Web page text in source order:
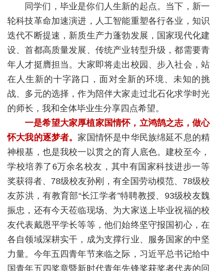
同学们，毕业是你们人生新的起点。当下，新一
轮科技革命加速演进，人工智能重塑各行各业，知识
迭代不断提速，新质生产力蓬勃发展，国家现代化建
设、首都高质量发展、传统产业转型升级，都需要青
年人才挺膺担当。大家即将走出校园、步入社会，站
在人生新的十字路口，面对全新的环境、未知的挑
战、多元的选择，作为陪伴大家走过北石化求学时光
的师长，我和全体毕业生分享四点希望。
一是希望大家厚植家国情怀，立鸿鹄之志，做心
怀大我的逐梦者。 家国情怀是中华民族绵延不息的精
神根基，也是我校一以贯之的育人底色。建校至今，
学校培养了6万余名校友，其中有国家科技进步一等
奖获得者、78级校友孙刚，有全国劳动模范、78级校
友苏洪，有教育部“长江学者”特聘教授、93级校友魏
振忠，还有今天莅临现场、为大家送上毕业祝福的校
友代表戴恩平学长等等，他们始终坚守报国初心，在
各自领域深耕实干，成为支撑行业、服务国家的中坚
力量。今年五四青年节来临之际，习近平总书记给中
国青年五四奖章暨新时代青年先锋奖获奖者代表的回